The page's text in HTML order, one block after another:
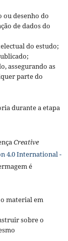
ou desenho do
de dados do
do estudo;
assegurando as
parte do
durante a etapa
Creative
4.0 International -
é
material em
sobre o